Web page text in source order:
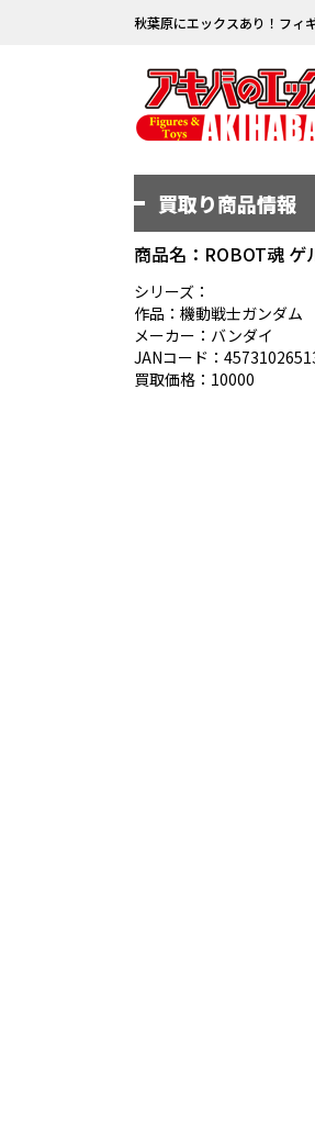
秋葉原にエックスあり！フィ
買取り商品情報
商品名：ROBOT魂 ゲ
シリーズ：
作品：機動戦士ガンダム
メーカー：バンダイ
JANコード：
買取価格：10000